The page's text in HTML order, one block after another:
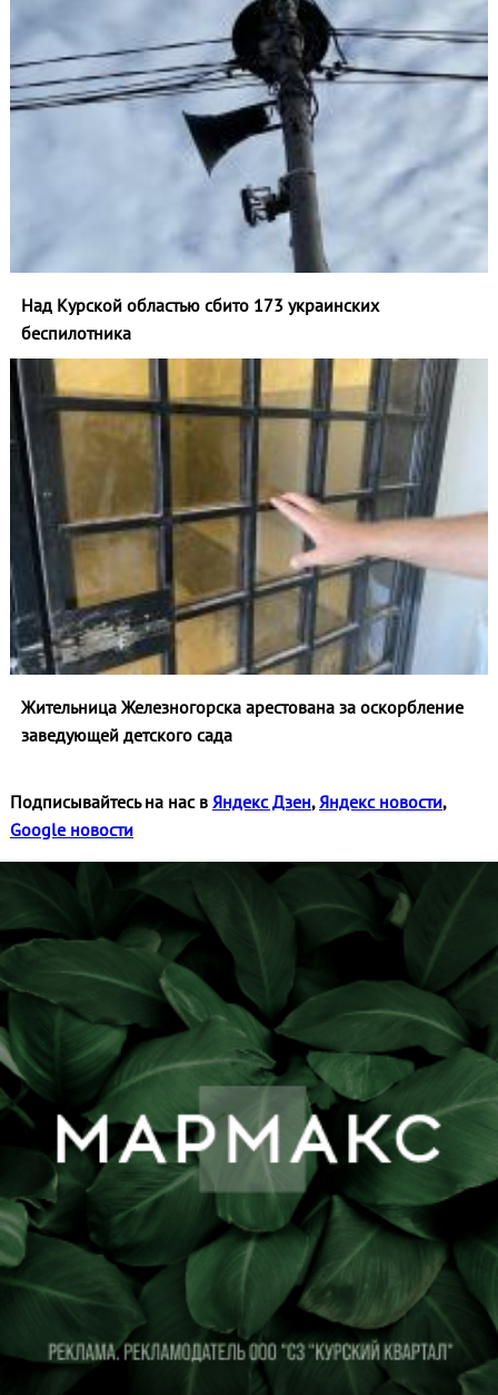
Над Курской областью сбито 173 украинских
беспилотника
Жительница Железногорска арестована за оскорбление
заведующей детского сада
Подписывайтесь на нас в Яндекс Дзен, Яндекс новости,
Google новости